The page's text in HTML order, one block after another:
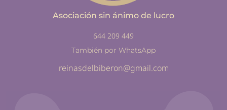
Asociación sin ánimo de lucro
644 209 449
También por WhatsApp
reinasdelbiberon@gmail.com